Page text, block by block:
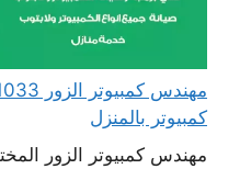
كمبيوتر بالمنزل
مهندس كمبيوتر الزور